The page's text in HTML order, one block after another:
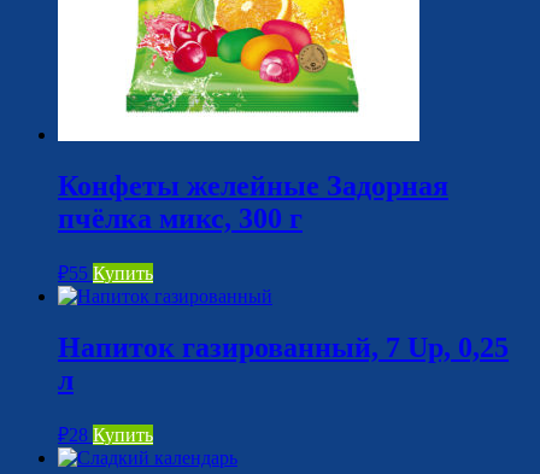
Конфеты желейные Задорная
пчёлка микс, 300 г
₽55 Купить
Напиток газированный, 7 Up, 0,25
л
₽28 Купить